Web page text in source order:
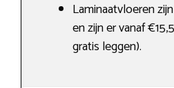
Laminaatvloeren
en zijn er vanaf
gratis leggen).